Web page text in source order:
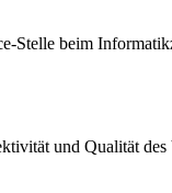
Stelle beim
und Qualität